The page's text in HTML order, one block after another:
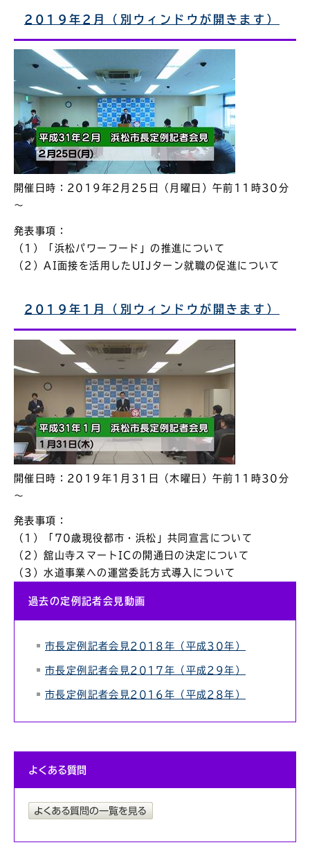
2019年2月（別ウィンドウが開きます）
開催日時：2019年2月25日（月曜日）午前11時30分
～
発表事項：
（1）「浜松パワーフード」の推進について
（2）AI面接を活用したUIJターン就職の促進について
2019年1月（別ウィンドウが開きます）
開催日時：2019年1月31日（木曜日）午前11時30分
～
発表事項：
（1）「70歳現役都市・浜松」共同宣言について
（2）舘山寺スマートICの開通日の決定について
（3）水道事業への運営委託方式導入について
過去の定例記者会見動画
市長定例記者会見2018年（平成30年）
市長定例記者会見2017年（平成29年）
市長定例記者会見2016年（平成28年）
よくある質問